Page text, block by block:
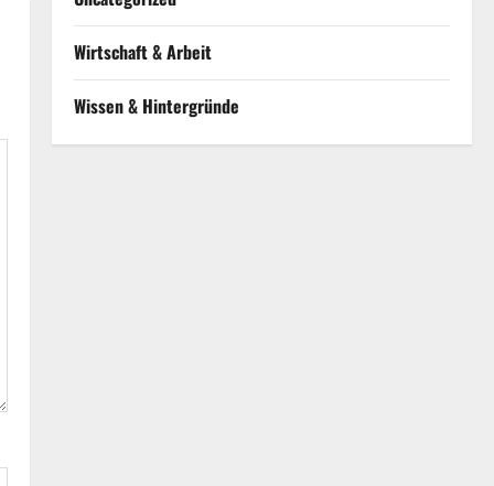
Wirtschaft & Arbeit
Wissen & Hintergründe